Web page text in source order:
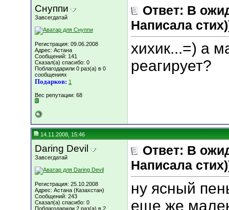
Снуппи
Завсегдатай
Регистрация: 09.06.2008
Адрес: Астана
Сообщений: 141
Сказал(а) спасибо: 0
Поблагодарили 0 раз(а) в 0
сообщениях
Подарков: 1
Вес репутации: 68
Ответ: В
Написала
хихик...=) а
реагирует?
14.11.2008, 15:46
Daring Devil
Завсегдатай
Регистрация: 25.10.2008
Адрес: Астана (Казахстан)
Сообщений: 243
Сказал(а) спасибо: 0
Поблагодарили 2 раз(а) в 2
Ответ: В
Написала
ну ясный
еще же